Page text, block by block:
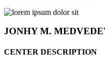
JONHYM.
CENTER DESCRIPTION